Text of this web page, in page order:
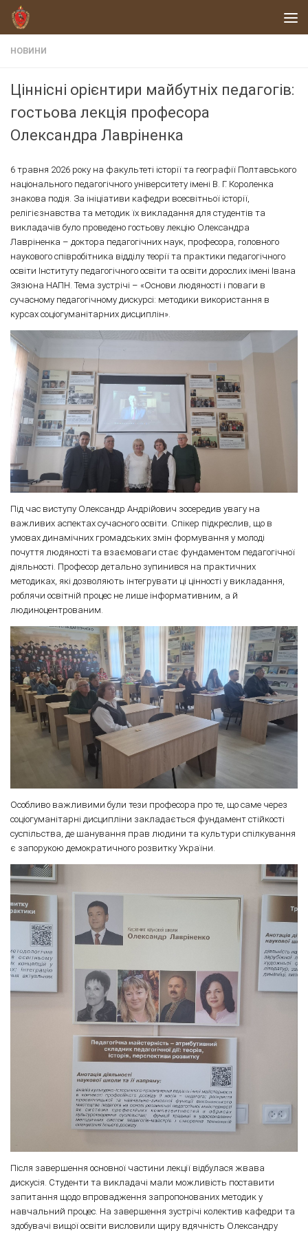
Skip to content
НОВИНИ
Ціннісні орієнтири майбутніх педагогів:
гостьова лекція професора
Олександра Лавріненка
6 травня 2026 року на факультеті історії та географії Полтавського
національного педагогічного університету імені В. Г. Короленка
знакова подія. За ініціативи кафедри всесвітньої історії,
релігієзнавства та методик їх викладання для студентів та
викладачів було проведено гостьову лекцію Олександра
Лавріненка – доктора педагогічних наук, професора, головного
наукового співробітника відділу теорії та практики педагогічного
освіти Інституту педагогічного освіти та освіти дорослих імені Івана
Зязюна НАПН. Тема зустрічі – «Основи людяності і поваги в
сучасному педагогічному дискурсі: методики використання в
курсах соціогуманітарних дисциплін».
Під час виступу Олександр Андрійович зосередив увагу на
важливих аспектах сучасного освіти. Спікер підкреслив, що в
умовах динамічних громадських змін формування у молоді
почуття людяності та взаємоваги стає фундаментом педагогічної
діяльності. Професор детально зупинився на практичних
методиках, які дозволяють інтегрувати ці цінності у викладання,
роблячи освітній процес не лише інформативним, а й
людиноцентрованим.
Особливо важливими були тези професора про те, що саме через
соціогуманітарні дисципліни закладається фундамент стійкості
суспільства, де шанування прав людини та культури спілкування
є запорукою демократичного розвитку України.
Після завершення основної частини лекції відбулася жвава
дискусія. Студенти та викладачі мали можливість поставити
запитання щодо впровадження запропонованих методик у
навчальний процес. На завершення зустрічі колектив кафедри та
здобувачі вищої освіти висловили щиру вдячність Олександру